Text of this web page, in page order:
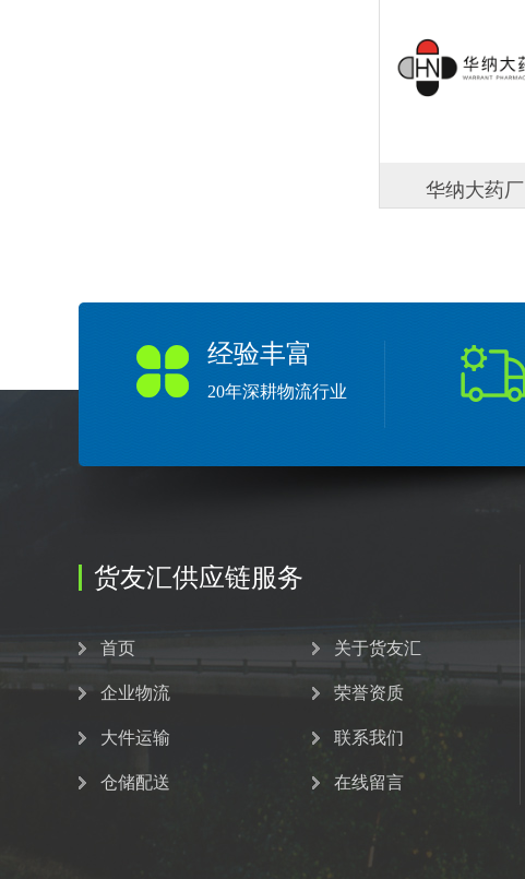
华纳大药厂
经验丰富
20年深耕物流行业
货友汇供应链服务
首页 关于货友汇
企业物流 荣誉资质
大件运输 联系我们
仓储配送 在线留言